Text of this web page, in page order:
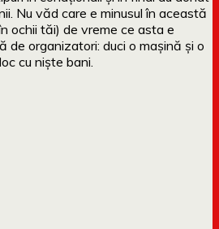
Nu văd care e minusul în această
ochii tăi) de vreme ce asta e
de organizatori: duci o mașină și o
cu niște bani.